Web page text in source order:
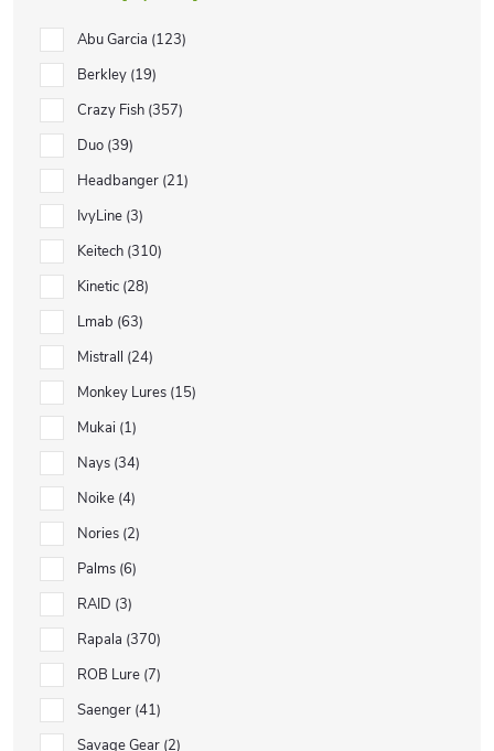
Abu Garcia 123
Berkley 19
Crazy Fish 357
Duo 39
Headbanger 21
IvyLine 3
Keitech 310
Kinetic 28
Lmab 63
Mistrall 24
Monkey Lures 15
Mukai 1
Nays 34
Noike 4
Nories 2
Palms 6
RAID 3
Rapala 370
ROB Lure 7
Saenger 41
Savage Gear 2